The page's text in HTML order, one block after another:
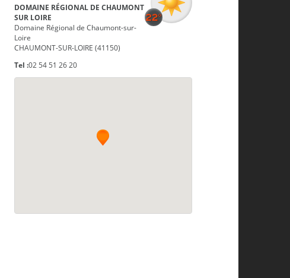
DOMAINE RÉGIONAL DE CHAUMONT
SUR LOIRE
Domaine Régional de Chaumont-sur-
Loire
CHAUMONT-SUR-LOIRE (41150)
Tel :02 54 51 26 20